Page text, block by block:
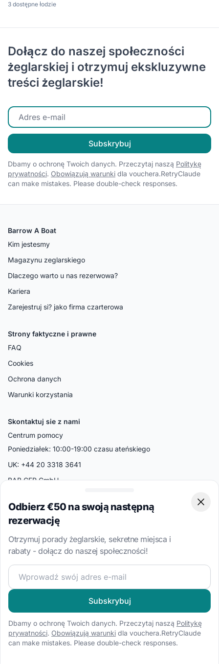
3 dostępne łodzie
Dołącz do naszej społeczności
żeglarskiej i otrzymuj ekskluzywne
treści żeglarskie!
Wprowadź swój adres e-mail
Subskrybuj
Dbamy o ochronę Twoich danych. Przeczytaj naszą Politykę
prywatności. Obowiązują warunki dla vouchera.RetryClaude
can make mistakes. Please double-check responses.
Barrow A Boat
Kim jestesmy
Magazynu zeglarskiego
Dlaczego warto u nas rezerwowa?
Kariera
Zarejestruj si? jako firma czarterowa
Strony faktyczne i prawne
FAQ
Cookies
Ochrona danych
Warunki korzystania
Skontaktuj sie z nami
Centrum pomocy
Poniedziałek: 10:00-19:00 czasu ateńskiego
UK: +44 20 3318 3641
BAB GER GmbH
Niemcy
Popularne Kraje
Chorwacja
Wlochy
Grecja
Bahamy
Brytyjskie Wyspy Dziewicze
Odbierz €50 na swoją następną
rezerwację
Otrzymuj porady żeglarskie, sekretne miejsca i
rabaty - dołącz do naszej społeczności!
Dołącz do naszej społeczności żeglarskiej i otrzymuj
Subskrybuj
Dbamy o ochronę Twoich danych. Przeczytaj naszą Politykę
prywatności. Obowiązują warunki dla vouchera.RetryClaude
can make mistakes. Please double-check responses.